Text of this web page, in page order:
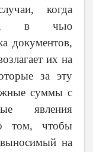
когда
в чью
документов,
их на
за эту
суммы с
явления
том, чтобы
на